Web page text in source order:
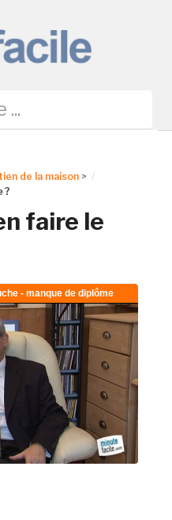
de la maison >
?
faire le